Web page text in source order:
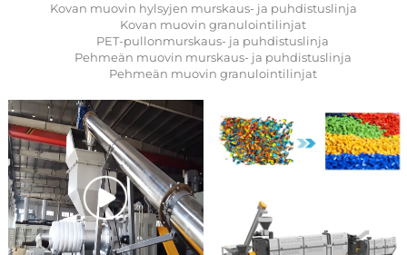
Kovan muovin hylsyjen murskaus- ja puhdistuslinja
Kovan muovin granulointilinjat
PET-pullonmurskaus- ja puhdistuslinja
Pehmeän muovin murskaus- ja puhdistuslinja
Pehmeän muovin granulointilinjat